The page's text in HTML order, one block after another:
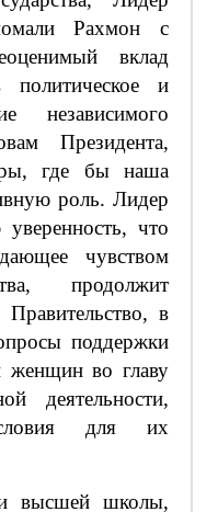
Рахмон с
вклад
и
независимого
Президента,
где бы наша
роль. Лидер
что
чувством
продолжит
Правительство, в
поддержки
женщин во главу
деятельности,
для их
высшей школы,